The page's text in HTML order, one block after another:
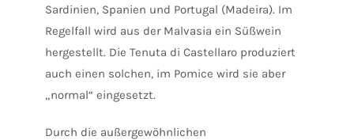
Sardinien, Spanien und Portugal (Madeira). Im
Regelfall wird aus der Malvasia ein Süßwein
hergestellt. Die Tenuta di Castellaro produziert
auch einen solchen, im Pomice wird sie aber
„normal“ eingesetzt.
Durch die außergewöhnlichen